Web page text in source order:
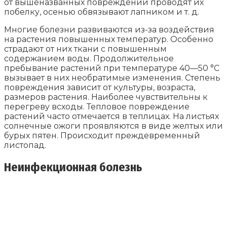
от вышеназванных повреждений проводят их
побелку, осенью обвязывают лапником и т. д.
Многие болезни развиваются из-за воздействия
на растения повышенных температур. Особенно
страдают от них ткани с повышенным
содержанием воды. Продолжительное
пребывание растений при температуре 40—50 °С
вызывает в них необратимые изменения. Степень
повреждения зависит от культуры, возраста,
размеров растения. Наиболее чувствительны к
перегреву всходы. Тепловое повреждение
растений часто отмечается в теплицах. На листьях
солнечные ожоги проявляются в виде желтых или
бурых пятен. Происходит преждевременный
листопад.
Неинфекционная болезнь